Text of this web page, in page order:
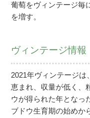
葡萄をヴィンテージ毎
を増す。
ヴィンテージ情報
2021年ヴィンテージは
恵まれ、収量が低く、
ウが得られた年となっ
ブドウ生育期の始めか